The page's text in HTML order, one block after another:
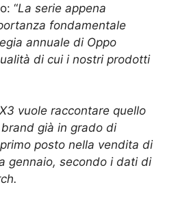
“La serie appena
fondamentale
annuale di Oppo
di cui i nostri prodotti
vuole raccontare quello
già in grado di
posto nella vendita di
gennaio, secondo i dati di